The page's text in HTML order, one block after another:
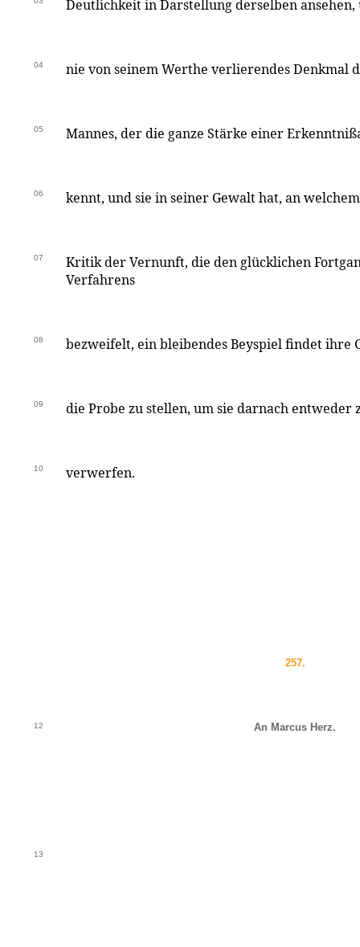
Deutlichkeit in Darstellung derselben ansehen,
04 nie von seinem Werthe verlierendes Denkmal
05 Mannes, der die ganze Stärke einer
06 kennt, und sie in seiner Gewalt hat, an
07
Kritik der Vernunft, die den glücklichen
Verfahrens
08 bezweifelt, ein bleibendes Beyspiel findet ihre
09 die Probe zu stellen, um sie darnach entweder
10 verwerfen.
257.
12 An Marcus Herz.
13